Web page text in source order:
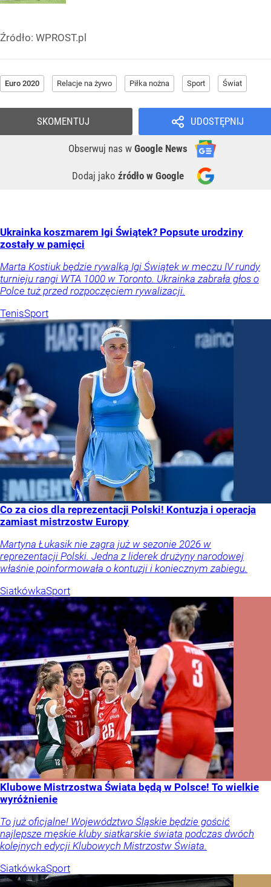
Źródło: WPROST.pl
Euro 2020 Relacje na żywo Piłka nożna Sport Świat
UDOSTĘPNIJ
Obserwuj nas w Google News
Dodaj jako źródło w Google
SKOMENTUJ
Ukrainka koszmarem Igi Świątek? Popsute urodziny
zostały w pamięci
Marta Kostiuk będzie rywalką Igi Świątek w meczu IV rundy
turnieju rangi WTA 1000 w Toronto. Ukrainka zabrała głos o
Polce tuż przed rozpoczęciem rywalizacji.
TenisSport
Co za cios dla reprezentacji Polski! Kontuzja i operacja
zamiast mistrzostw Europy
Martyna Łukasik nie zagra już w sezonie 2026 w
reprezentacji Polski. Jedna z liderek drużyny narodowej
właśnie poinformowała o kontuzji i koniecznym zabiegu.
SiatkówkaSport
Klubowe Mistrzostwa Świata będą w Polsce! To wielkie
wyróżnienie
To już oficjalne! Województwo Śląskie będzie gościć
najlepsze męskie kluby siatkarskie świata podczas dwóch
kolejnych edycji Klubowych Mistrzostw Świata.
SiatkówkaSport